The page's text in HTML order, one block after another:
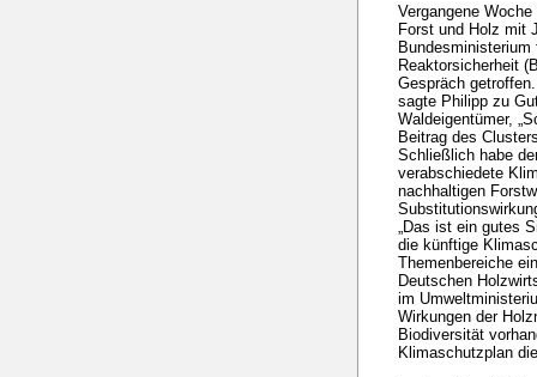
Vergangene
Forst und Holz mit
Reaktorsicherheit
Gespräch
sagte Philipp zu
Waldeigentümer,
Beitrag des
Schließlich habe
verabschiedete
nachhaltigen
„Das ist ein gutes
die künftige
Themenbereiche
Deutschen
im
Wirkungen der
Biodiversität
Klimaschutzplan